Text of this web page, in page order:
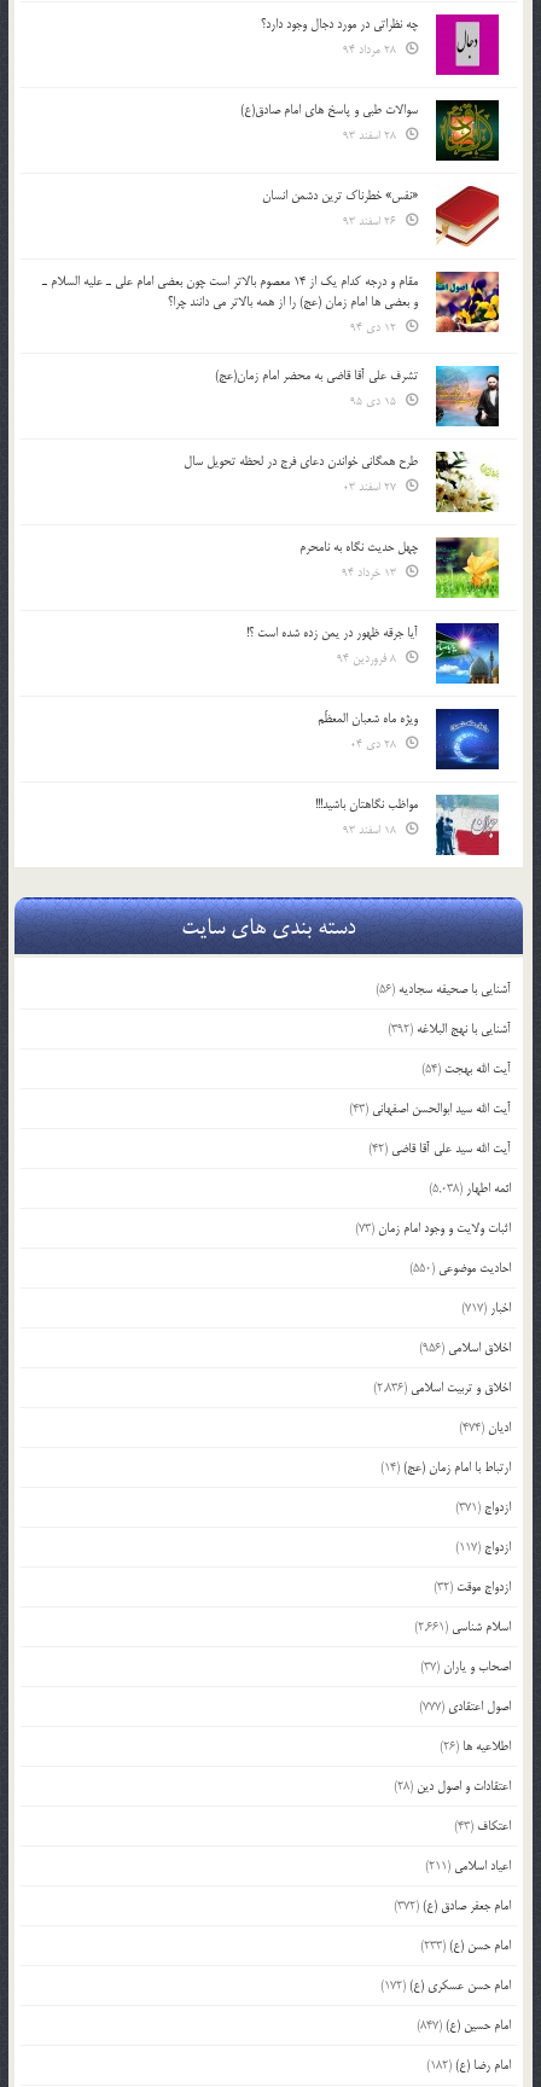
چه نظراتی در مورد دجال وجود دارد؟
سوالات طبی و پاسخ های امام صادق(ع)
«نفس» خطرناک ترین دشمن انسان
مقام و درجه كدام يك از 14 معصوم بالاتر است چون بعضي امام علي ـ عليه السلام ـ
و بعضي ها امام زمان (عج) را از همه بالاتر مي دانند چرا؟
تشرف علي آقا قاضي به محضر امام زمان(عج)
طرح همگانی خواندن دعای فرج در لحظه تحویل سال
چهل حدیث نگاه به نامحرم
آیا جرقه ظهور در یمن زده شده است ؟!
ویژه ماه شعبان المعظّم
مواظب نگاهتان باشید!!!
دسته بندی های سایت
آشنایی با صحیفه سجادیه (56)
آشنایی با نهج البلاغه (392)
آیت الله بهجت (54)
آیت الله سید ابوالحسن اصفهانی (43)
آیت الله سید علی آقا قاضی (42)
ائمه اطهار (5,038)
اثبات ولایت و وجود امام زمان(73)
احادیث موضوعی (550)
اخبار (717)
اخلاق اسلامی (956)
اخلاق و تربیت اسلامی (2,836)
ادیان(474)
ارتباط با امام زمان (عج)(14)
ازدواج (371)
ازدواج (117)
ازدواج موقت (32)
اسلام شناسی (2,661)
اصحاب و یاران(37)
اصول اعتقادی (777)
اطلاعیه ها (26)
اعتقادات و اصول دین (28)
اعتکاف (43)
اعیاد اسلامی (211)
امام جعفر صادق (ع)(372)
امام حسن (ع)(233)
امام حسن عسکری (ع)(172)
امام حسین (ع)(847)
امام رضا (ع)(182)